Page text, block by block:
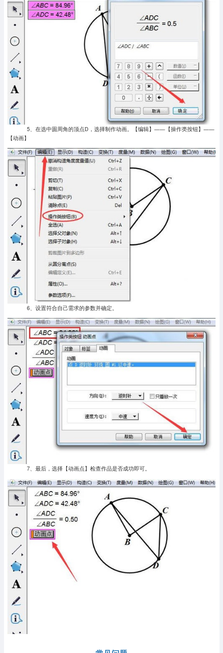
5、在选中圆周角的顶点D，选择制作动画。【编辑】——【操作类按钮】——
【动画】
6、设置符合自己需求的参数并确定。
7、最后，选择【动画点】检查作品是否成功即可。